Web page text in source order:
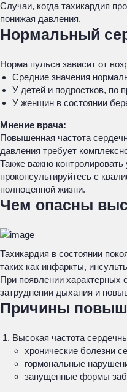
Случаи, когда тахикардия
понижая давления.
Нормальный
Норма пульса зависит от
Средние значения
У детей и подростков, по
У женщин в состоянии
Мнение врача:
Повышенная частота
давления требует
Также важно
проконсультируйтесь с
полноценной жизни.
Чем опасны
Тахикардия в состоянии
таких как инфаркты,
При появлении характерных
затруднении дыхания и
Причины
Высокая частота
хронические болезни
гормональные
запущенные формы